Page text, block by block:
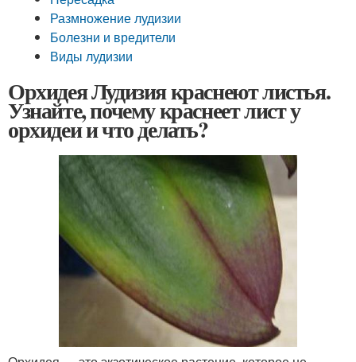
Размножение лудизии
Болезни и вредители
Виды лудизии
Орхидея Лудизия краснеют листья.
Узнайте, почему краснеет лист у
орхидеи и что делать?